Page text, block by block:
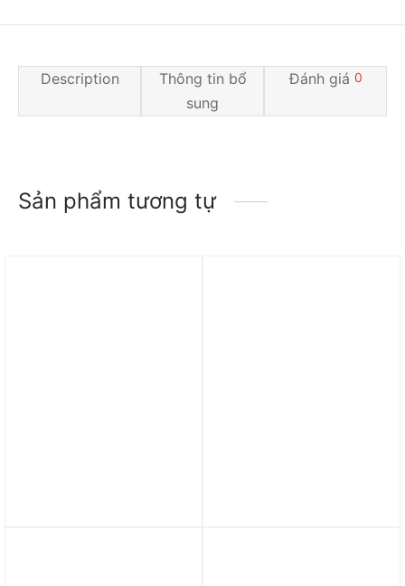
Description
Thông tin bổ
sung
Đánh giá 0
Sản phẩm tương tự